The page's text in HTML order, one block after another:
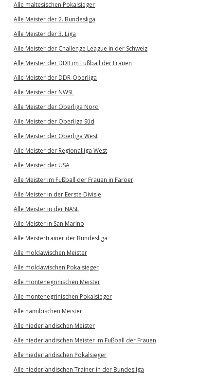
Alle maltesischen Pokalsieger
Alle Meister der 2. Bundesliga
Alle Meister der 3. Liga
Alle Meister der Challenge League in der Schweiz
Alle Meister der DDR im Fußball der Frauen
Alle Meister der DDR-Oberliga
Alle Meister der NWSL
Alle Meister der Oberliga Nord
Alle Meister der Oberliga Süd
Alle Meister der Oberliga West
Alle Meister der Regionalliga West
Alle Meister der USA
Alle Meister im Fußball der Frauen in Färöer
Alle Meister in der Eerste Divisie
Alle Meister in der NASL
Alle Meister in San Marino
Alle Meistertrainer der Bundesliga
Alle moldawischen Meister
Alle moldawischen Pokalsieger
Alle montenegrinischen Meister
Alle montenegrinischen Pokalsieger
Alle namibischen Meister
Alle niederländischen Meister
Alle niederländischen Meister im Fußball der Frauen
Alle niederländischen Pokalsieger
Alle niederländischen Trainer in der Bundesliga